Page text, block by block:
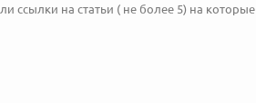
ссылки на статьи ( не более 5) на которые